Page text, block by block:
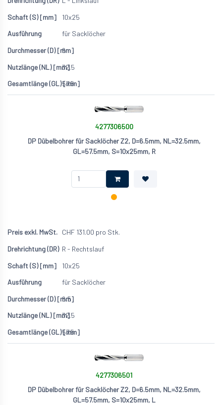
10x25
für Sacklöcher
6
32.5
57.5
4277306500
DP Dübelbohrer für Sacklöcher Z2, D=6.5mm, NL=32.5mm,
GL=57.5mm, S=10x25mm, R
CHF 131.00 pro Stk.
R - Rechtslauf
10x25
für Sacklöcher
6.5
32.5
57.5
4277306501
DP Dübelbohrer für Sacklöcher Z2, D=6.5mm, NL=32.5mm,
GL=57.5mm, S=10x25mm, L